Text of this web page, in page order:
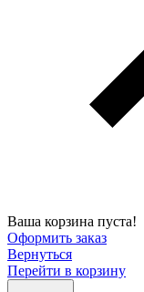
Ваша корзина пуста!
Оформить заказ
Вернуться
Перейти в корзину